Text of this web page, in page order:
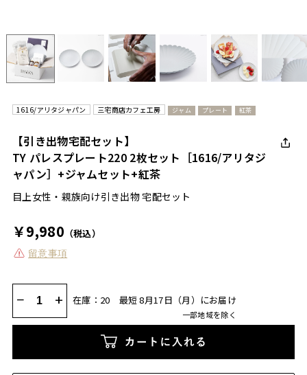
1616/アリタジャパン 三宅商店カフェ工房 ジャム プレート 紅茶
【引き出物宅配セット】
TY パレスプレート220 2枚セット［1616/アリタジ
ャパン］+ジャムセット+紅茶
目上女性・親族向け引き出物 宅配セット
￥9,980 （税込）
留意事項
− + 在庫：20 最短 8月17日（月）にお届け
一部地域を除く
カートに入れる